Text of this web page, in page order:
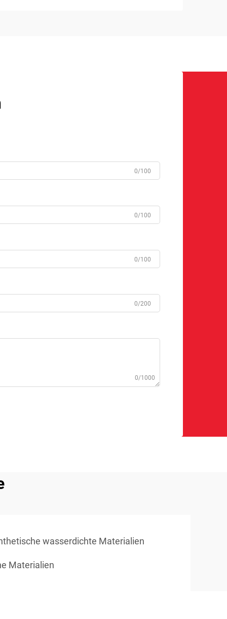
0/100
0/100
0/100
0/200
0/1000
wasserdichte Materialien
Materialien